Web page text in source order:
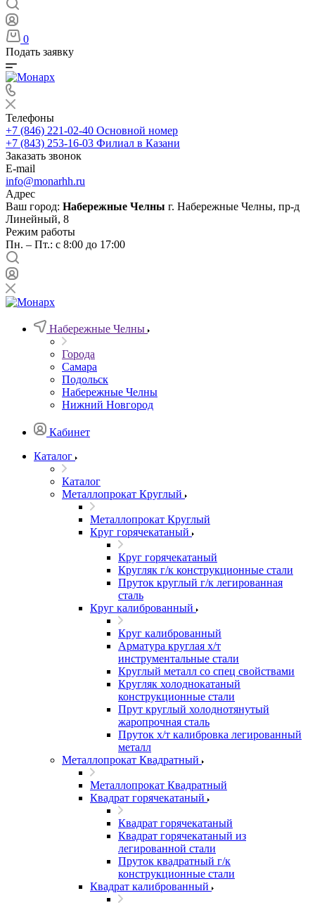
0
Подать заявку
Телефоны
+7 (846) 221-02-40 Основной номер
+7 (843) 253-16-03 Филиал в Казани
Заказать звонок
E-mail
info@monarhh.ru
Адрес
Ваш город: Набережные Челны г. Набережные Челны, пр-д
Линейный, 8
Режим работы
Пн. – Пт.: с 8:00 до 17:00
Набережные Челны
Города
Самара
Подольск
Набережные Челны
Нижний Новгород
Кабинет
Каталог
Каталог
Металлопрокат Круглый
Металлопрокат Круглый
Круг горячекатаный
Круг горячекатаный
Кругляк г/к конструкционные стали
Пруток круглый г/к легированная
сталь
Круг калиброванный
Круг калиброванный
Арматура круглая х/т
инструментальные стали
Круглый металл со спец свойствами
Кругляк холоднокатаный
конструкционные стали
Прут круглый холоднотянутый
жаропрочная сталь
Пруток х/т калибровка легированный
металл
Металлопрокат Квадратный
Металлопрокат Квадратный
Квадрат горячекатаный
Квадрат горячекатаный
Квадрат горячекатаный из
легированной стали
Пруток квадратный г/к
конструкционные стали
Квадрат калиброванный